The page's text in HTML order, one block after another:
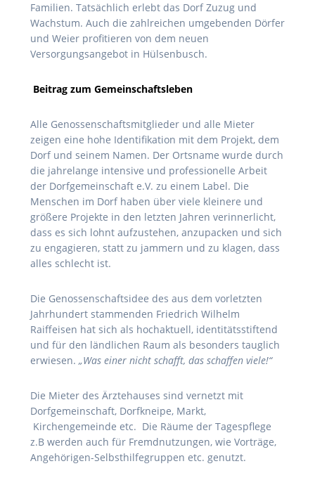
Familien. Tatsächlich erlebt das Dorf Zuzug und
Wachstum. Auch die zahlreichen umgebenden Dörfer
und Weier profitieren von dem neuen
Versorgungsangebot in Hülsenbusch.
Beitrag zum Gemeinschaftsleben
Alle Genossenschaftsmitglieder und alle Mieter
zeigen eine hohe Identifikation mit dem Projekt, dem
Dorf und seinem Namen. Der Ortsname wurde durch
die jahrelange intensive und professionelle Arbeit
der Dorfgemeinschaft e.V. zu einem Label. Die
Menschen im Dorf haben über viele kleinere und
größere Projekte in den letzten Jahren verinnerlicht,
dass es sich lohnt aufzustehen, anzupacken und sich
zu engagieren, statt zu jammern und zu klagen, dass
alles schlecht ist.
Die Genossenschaftsidee des aus dem vorletzten
Jahrhundert stammenden Friedrich Wilhelm
Raiffeisen hat sich als hochaktuell, identitätsstiftend
und für den ländlichen Raum als besonders tauglich
erwiesen. „Was einer nicht schafft, das schaffen viele!“
Die Mieter des Ärztehauses sind vernetzt mit
Dorfgemeinschaft, Dorfkneipe, Markt,
Kirchengemeinde etc. Die Räume der Tagespflege
z.B werden auch für Fremdnutzungen, wie Vorträge,
Angehörigen-Selbsthilfegruppen etc. genutzt.